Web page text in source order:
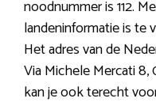
noodnummer is 112.
landeninformatie is te
Het adres van de
Via Michele Mercati
kan je ook terecht